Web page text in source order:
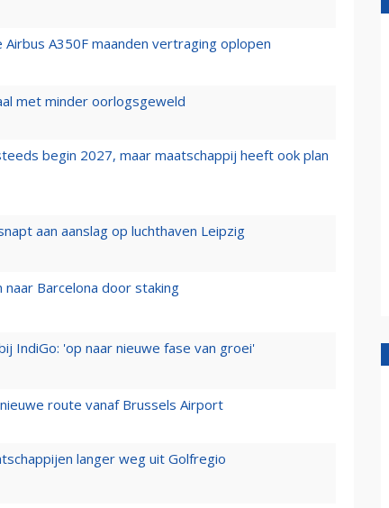
A350F maanden vertraging oplopen
met minder oorlogsgeweld
begin 2027, maar maatschappij heeft ook plan
aan aanslag op luchthaven Leipzig
Barcelona door staking
IndiGo: 'op naar nieuwe fase van groei'
route vanaf Brussels Airport
langer weg uit Golfregio